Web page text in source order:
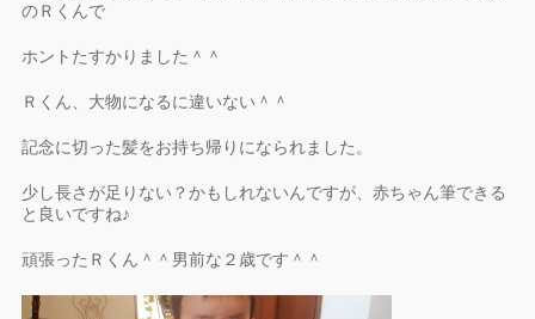
のＲくんで
ホントたすかりました＾＾
Ｒくん、大物になるに違いない＾＾
記念に切った髪をお持ち帰りになられました。
少し長さが足りない？かもしれないんですが、赤ちゃん筆できる
と良いですね♪
頑張ったＲくん＾＾男前な２歳です＾＾